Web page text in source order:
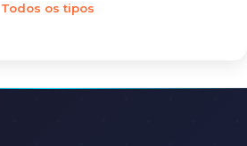
Todos os tipos